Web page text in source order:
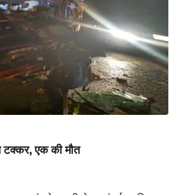
एक की मौत